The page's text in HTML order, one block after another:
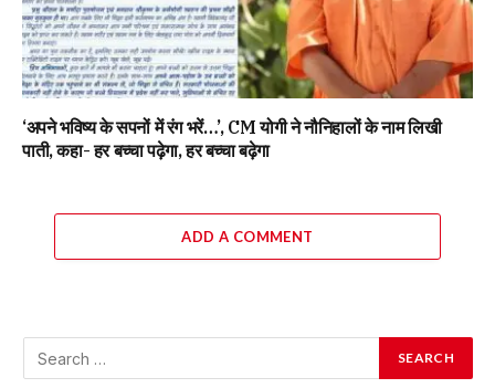
‘अपने भविष्य के सपनों में रंग भरें…’, CM योगी ने नौनिहालों के नाम लिखी
पाती, कहा- हर बच्चा पढ़ेगा, हर बच्चा बढ़ेगा
ADD A COMMENT